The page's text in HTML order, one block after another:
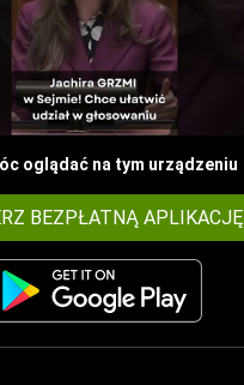
oglądać na tym urządzeniu
BEZPŁATNĄ APLIKACJĘ